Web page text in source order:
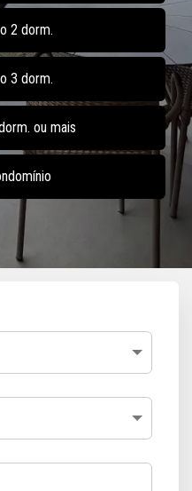
2 dorm.
3 dorm.
ou mais